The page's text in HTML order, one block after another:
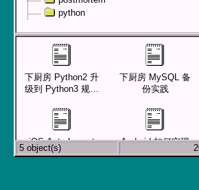
python
下厨房 Python2 升
级到 Python3 规划
下厨房 MySQL 备
份实践
iOS Auto Layout
细节手册
Android 如何实现
一个边播放边下载
5 object(s)